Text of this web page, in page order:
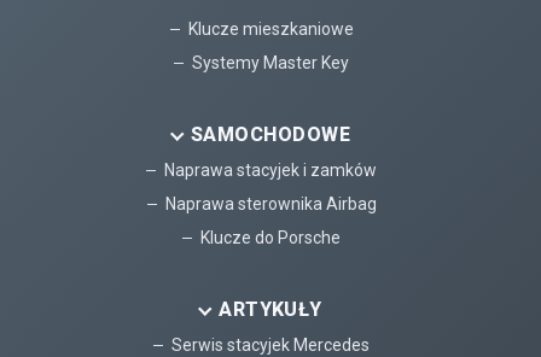
Klucze mieszkaniowe
Systemy Master Key
SAMOCHODOWE
Naprawa stacyjek i zamków
Naprawa sterownika Airbag
Klucze do Porsche
ARTYKUŁY
Serwis stacyjek Mercedes